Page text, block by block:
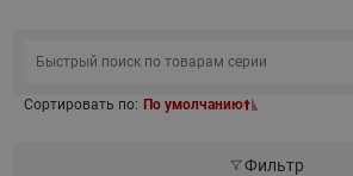
Сортировать по: По умолчанию
Фильтр